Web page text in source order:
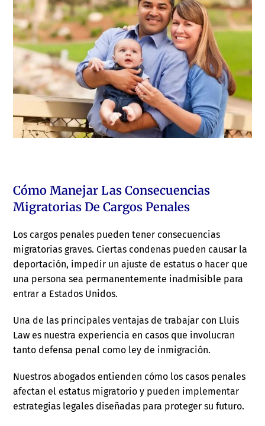
Cómo Manejar Las Consecuencias
Migratorias De Cargos Penales
Los cargos penales pueden tener consecuencias
migratorias graves. Ciertas condenas pueden causar la
deportación, impedir un ajuste de estatus o hacer que
una persona sea permanentemente inadmisible para
entrar a Estados Unidos.
Una de las principales ventajas de trabajar con Lluis
Law es nuestra experiencia en casos que involucran
tanto defensa penal como ley de inmigración.
Nuestros abogados entienden cómo los casos penales
afectan el estatus migratorio y pueden implementar
estrategias legales diseñadas para proteger su futuro.